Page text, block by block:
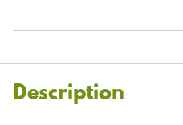
Description